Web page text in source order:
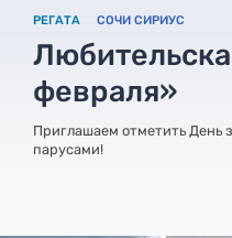
РЕГАТА СОЧИ СИРИУС
февраля»
Приглашаем отметить День
парусами!